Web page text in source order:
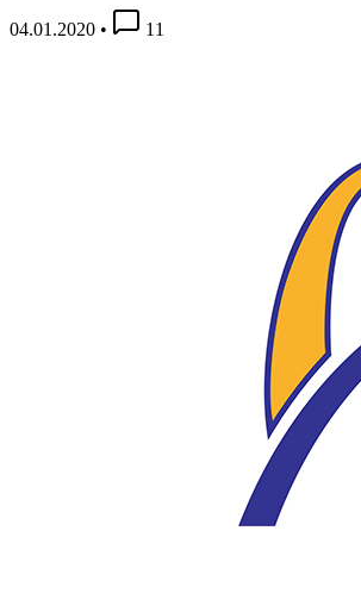
04.01.2020 • 11